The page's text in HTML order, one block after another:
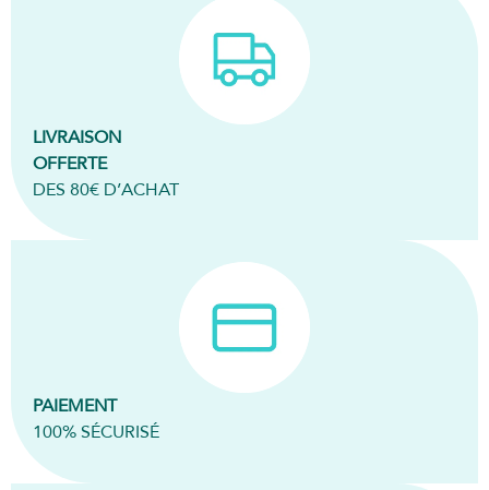
LIVRAISON
OFFERTE
DES 80€ D’ACHAT
PAIEMENT
100% SÉCURISÉ